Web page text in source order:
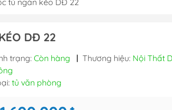
Ghế xoay văn phòng
Ghế chân quỳ
Tủ
Tủ tài liệu
DĐ 22
trạng: Còn hàng | Thương hiệu: Nội Thất
tủ văn phòng